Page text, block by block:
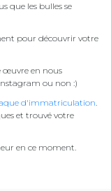
que les bulles se
pour découvrir votre
œuvre en nous
ou non :)
d'immatriculation.
et trouvé votre
en ce moment.